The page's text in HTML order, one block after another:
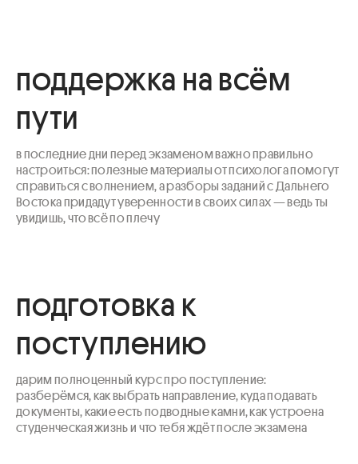
поддержка на всём
пути
в последние дни перед экзаменом важно правильно
настроиться: полезные материалы от психолога помогут
справиться с волнением, а разборы заданий с Дальнего
Востока придадут уверенности в своих силах — ведь ты
увидишь, что всё по плечу
подготовка к
поступлению
дарим полноценный курс про поступление:
разберёмся, как выбрать направление, куда подавать
документы, какие есть подводные камни, как устроена
студенческая жизнь и что тебя ждёт после экзамена